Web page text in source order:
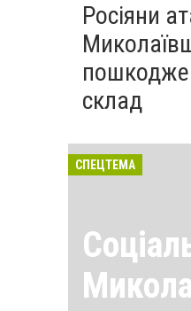
Росіяни
склад
СПЕЦТЕМА